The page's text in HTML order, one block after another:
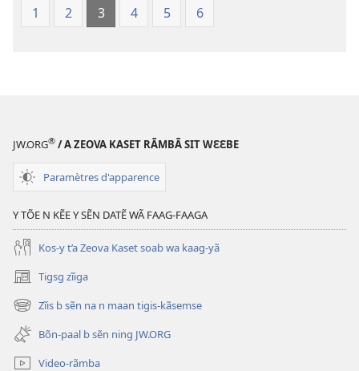
1 2 3 4 5 6
JW.ORG® / A ZEOVA KASET RÃMBÃ SIT WƐƐBE
Paramètres d'apparence
Y TÕE N KẼE Y SẼN DATẼ WÃ FAAG-FAAGA
Kos-y t’a Zeova Kaset soab wa kaag-yã
Tigsg zĩiga
(ouvre
une
nouvelle
fenêtre)
Zĩis b sẽn na n maan tigis-kãsemse
(ouvre
une
nouvelle
fenêtre)
Bõn-paal b sẽn ning JW.ORG
Video-rãmba